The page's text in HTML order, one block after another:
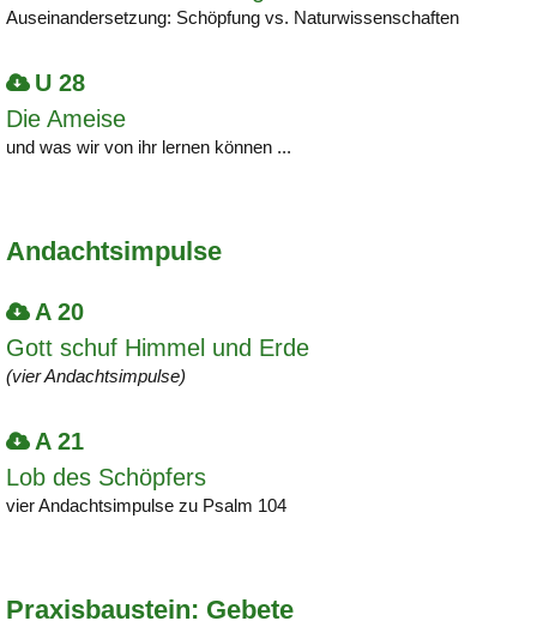
Auseinandersetzung: Schöpfung vs. Naturwissenschaften
U 28
Die Ameise
und was wir von ihr lernen können ...
Andachtsimpulse
A 20
Gott schuf Himmel und Erde
(vier Andachtsimpulse)
A 21
Lob des Schöpfers
vier Andachtsimpulse zu Psalm 104
Praxisbaustein: Gebete